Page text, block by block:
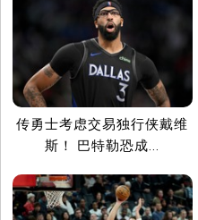
传勇士考虑交易独行侠戴维
斯！ 巴特勒恐成...